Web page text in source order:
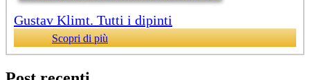
Gustav Klimt. Tutti i dipinti
Scopri di più